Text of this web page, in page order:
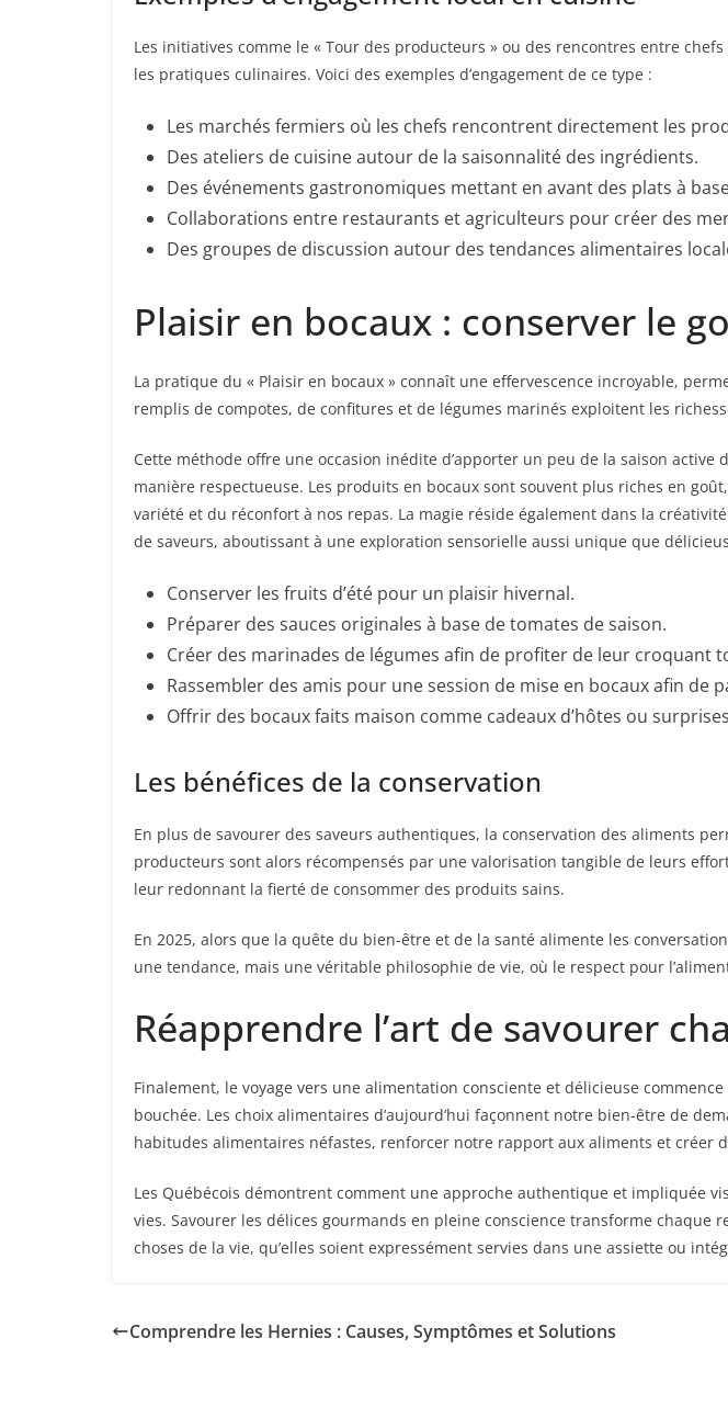
Les initiatives comme le « Tour des producteurs » ou des rencontres entre
les pratiques culinaires. Voici des exemples d’engagement de ce type :
Les marchés fermiers où les chefs rencontrent directement les
Des ateliers de cuisine autour de la saisonnalité des ingrédients.
Des événements gastronomiques mettant en avant des plats à
Collaborations entre restaurants et agriculteurs pour créer des
Des groupes de discussion autour des tendances alimentaires
Plaisir en bocaux : conserver le
La pratique du « Plaisir en bocaux » connaît une effervescence incroyable,
remplis de compotes, de confitures et de légumes marinés exploitent les
Cette méthode offre une occasion inédite d’apporter un peu de la saison
manière respectueuse. Les produits en bocaux sont souvent plus riches en
variété et du réconfort à nos repas. La magie réside également dans la
de saveurs, aboutissant à une exploration sensorielle aussi unique que
Conserver les fruits d’été pour un plaisir hivernal.
Préparer des sauces originales à base de tomates de saison.
Créer des marinades de légumes afin de profiter de leur croquant
Rassembler des amis pour une session de mise en bocaux afin de
Offrir des bocaux faits maison comme cadeaux d’hôtes ou
Les bénéfices de la conservation
En plus de savourer des saveurs authentiques, la conservation des aliments
producteurs sont alors récompensés par une valorisation tangible de leurs
leur redonnant la fierté de consommer des produits sains.
En 2025, alors que la quête du bien-être et de la santé alimente les
une tendance, mais une véritable philosophie de vie, où le respect pour
Réapprendre l’art de savourer
Finalement, le voyage vers une alimentation consciente et délicieuse
bouchée. Les choix alimentaires d’aujourd’hui façonnent notre bien-être de
habitudes alimentaires néfastes, renforcer notre rapport aux aliments et créer
Les Québécois démontrent comment une approche authentique et impliquée
vies. Savourer les délices gourmands en pleine conscience transforme
choses de la vie, qu’elles soient expressément servies dans une assiette ou
Comprendre les Hernies : Causes, Symptômes et Solutions